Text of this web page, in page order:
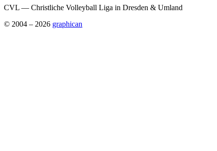
CVL — Christliche Volleyball Liga in Dresden & Umland
© 2004 – 2026 graphican